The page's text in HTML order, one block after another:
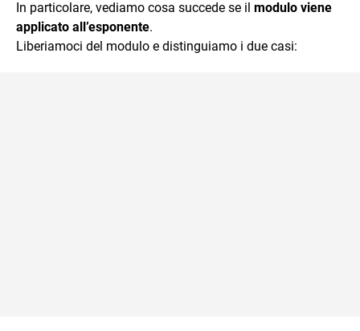
In particolare, vediamo cosa succede se il modulo viene
applicato all’esponente.
Liberiamoci del modulo e distinguiamo i due casi: